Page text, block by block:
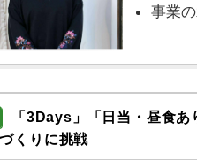
事業
「3Days」「日当・昼食あ
くりに挑戦